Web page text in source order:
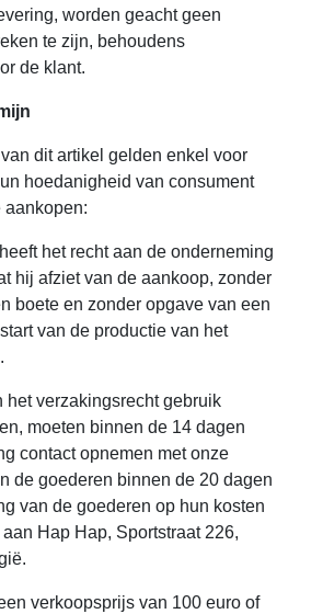
worden geacht geen
te zijn, behoudens
de klant.
dit artikel gelden enkel voor
hoedanigheid van consument
het recht aan de onderneming
hij afziet van de aankoop, zonder
boete en zonder opgave van een
van de productie van het
het verzakingsrecht gebruik
moeten binnen de 14 dagen
contact opnemen met onze
de goederen binnen de 20 dagen
van de goederen op hun kosten
Hap Hap, Sportstraat 226,
verkoopsprijs van 100 euro of